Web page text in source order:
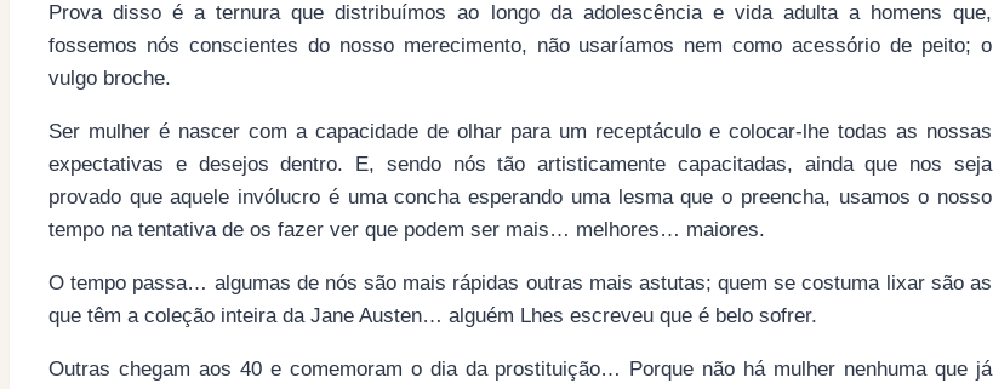
Prova disso é a ternura que distribuímos ao longo da adolescência e vida adulta a homens que,
fossemos nós conscientes do nosso merecimento, não usaríamos nem como acessório de peito; o
vulgo broche.
Ser mulher é nascer com a capacidade de olhar para um receptáculo e colocar-lhe todas as nossas
expectativas e desejos dentro. E, sendo nós tão artisticamente capacitadas, ainda que nos seja
provado que aquele invólucro é uma concha esperando uma lesma que o preencha, usamos o nosso
tempo na tentativa de os fazer ver que podem ser mais… melhores… maiores.
O tempo passa… algumas de nós são mais rápidas outras mais astutas; quem se costuma lixar são as
que têm a coleção inteira da Jane Austen… alguém Lhes escreveu que é belo sofrer.
Outras chegam aos 40 e comemoram o dia da prostituição… Porque não há mulher nenhuma que já